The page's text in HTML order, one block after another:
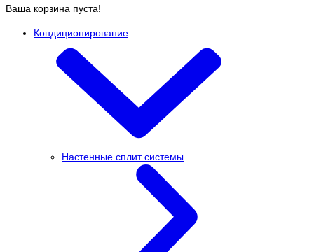
Ваша корзина пуста!
Кондиционирование
Настенные сплит системы